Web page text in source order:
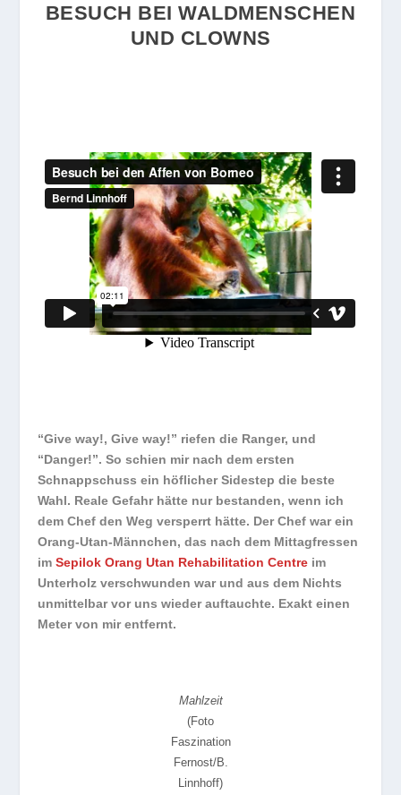
BESUCH BEI WALDMENSCHEN
UND CLOWNS
“Give way!, Give way!” riefen die Ranger, und
“Danger!”. So schien mir nach dem ersten
Schnappschuss ein höflicher Sidestep die beste
Wahl. Reale Gefahr hätte nur bestanden, wenn ich
dem Chef den Weg versperrt hätte. Der Chef war ein
Orang-Utan-Männchen, das nach dem Mittagfressen
imSepilok Orang Utan Rehabilitation Centre im
Unterholz verschwunden war und aus dem Nichts
unmittelbar vor uns wieder auftauchte. Exakt einen
Meter von mir entfernt.
Mahlzeit
(Foto
Faszination
Fernost/B.
Linnhoff)